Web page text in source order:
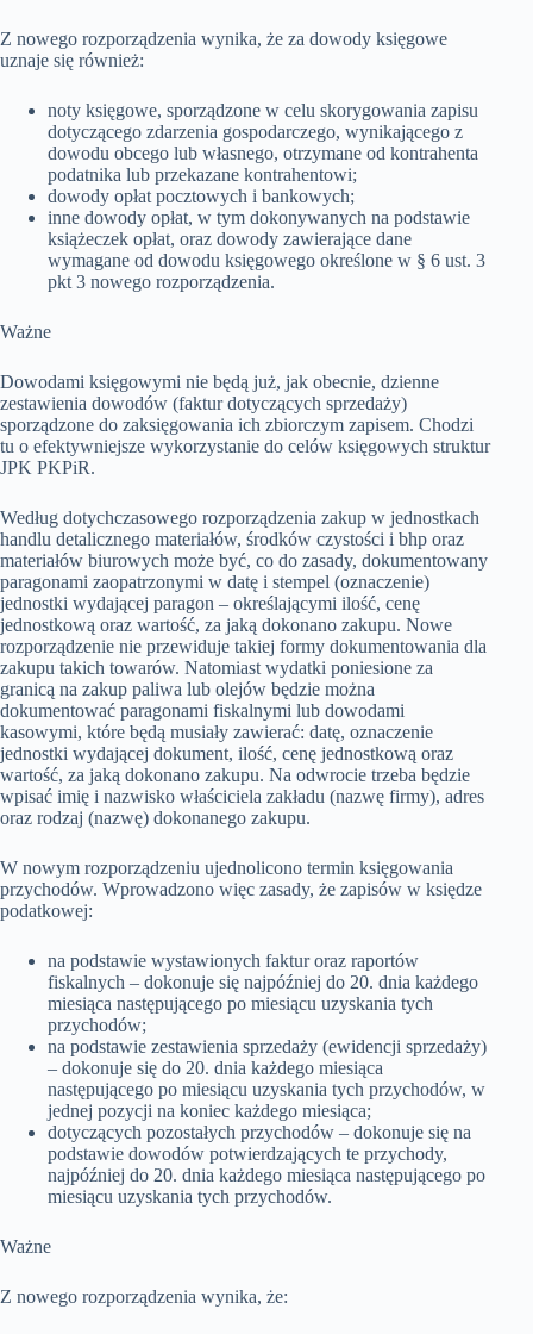
Z nowego rozporządzenia wynika, że za dowody księgowe
uznaje się również:
noty księgowe, sporządzone w celu skorygowania zapisu
dotyczącego zdarzenia gospodarczego, wynikającego z
dowodu obcego lub własnego, otrzymane od kontrahenta
podatnika lub przekazane kontrahentowi;
dowody opłat pocztowych i bankowych;
inne dowody opłat, w tym dokonywanych na podstawie
książeczek opłat, oraz dowody zawierające dane
wymagane od dowodu księgowego określone w § 6 ust. 3
pkt 3 nowego rozporządzenia.
Ważne
Dowodami księgowymi nie będą już, jak obecnie, dzienne
zestawienia dowodów (faktur dotyczących sprzedaży)
sporządzone do zaksięgowania ich zbiorczym zapisem. Chodzi
tu o efektywniejsze wykorzystanie do celów księgowych struktur
JPK PKPiR.
Według dotychczasowego rozporządzenia zakup w jednostkach
handlu detalicznego materiałów, środków czystości i bhp oraz
materiałów biurowych może być, co do zasady, dokumentowany
paragonami zaopatrzonymi w datę i stempel (oznaczenie)
jednostki wydającej paragon – określającymi ilość, cenę
jednostkową oraz wartość, za jaką dokonano zakupu. Nowe
rozporządzenie nie przewiduje takiej formy dokumentowania dla
zakupu takich towarów. Natomiast wydatki poniesione za
granicą na zakup paliwa lub olejów będzie można
dokumentować paragonami fiskalnymi lub dowodami
kasowymi, które będą musiały zawierać: datę, oznaczenie
jednostki wydającej dokument, ilość, cenę jednostkową oraz
wartość, za jaką dokonano zakupu. Na odwrocie trzeba będzie
wpisać imię i nazwisko właściciela zakładu (nazwę firmy), adres
oraz rodzaj (nazwę) dokonanego zakupu.
W nowym rozporządzeniu ujednolicono termin księgowania
przychodów. Wprowadzono więc zasady, że zapisów w księdze
podatkowej:
na podstawie wystawionych faktur oraz raportów
fiskalnych – dokonuje się najpóźniej do 20. dnia każdego
miesiąca następującego po miesiącu uzyskania tych
przychodów;
na podstawie zestawienia sprzedaży (ewidencji sprzedaży)
– dokonuje się do 20. dnia każdego miesiąca
następującego po miesiącu uzyskania tych przychodów, w
jednej pozycji na koniec każdego miesiąca;
dotyczących pozostałych przychodów – dokonuje się na
podstawie dowodów potwierdzających te przychody,
najpóźniej do 20. dnia każdego miesiąca następującego po
miesiącu uzyskania tych przychodów.
Ważne
Z nowego rozporządzenia wynika, że: